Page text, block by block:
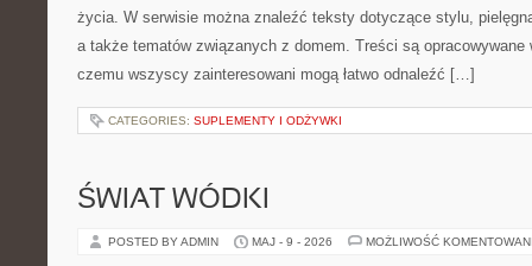
życia. W serwisie można znaleźć teksty dotyczące stylu,
a także tematów związanych z domem. Treści są
czemu wszyscy zainteresowani mogą łatwo odnaleźć […]
CATEGORIES: SUPLEMENTY I ODŻYWKI
ŚWIAT WÓDKI
POSTED BY ADMIN MAJ - 9 - 2026 MOŻLIWOŚĆ